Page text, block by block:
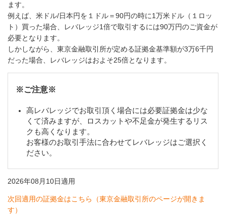
ます。
例えば、米ドル/日本円を１ドル＝90円の時に1万米ドル（１ロッ
ト）買った場合、レバレッジ1倍で取引するには90万円のご資金が
必要となります。
しかしながら、東京金融取引所が定める証拠金基準額が3万6千円
だった場合、レバレッジはおよそ25倍となります。
高レバレッジでお取引頂く場合には必要証拠金は少な
くて済みますが、ロスカットや不足金が発生するリス
クも高くなります。
お客様のお取引手法に合わせてレバレッジはご選択く
ださい。
2026年08月 10日適用
次回適用の証拠金はこちら（東京金融取引所のページが開きま
す）